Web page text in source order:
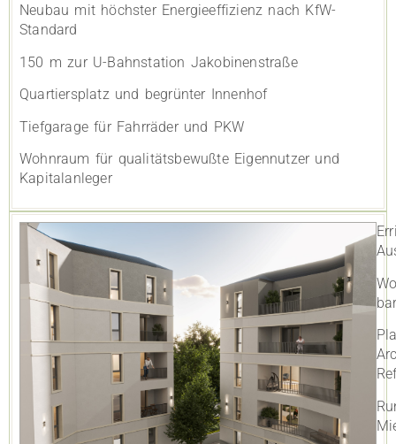
Neubau mit höchster Energieeffizienz nach KfW-
Standard
150 m zur U-Bahnstation Jakobinenstraße
Quartiersplatz und begrünter Innenhof
Tiefgarage für Fahrräder und PKW
Wohnraum für qualitätsbewußte Eigennutzer und
Kapitalanleger